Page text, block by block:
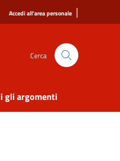
Accedi all'area personale |
Cerca
gli argomenti